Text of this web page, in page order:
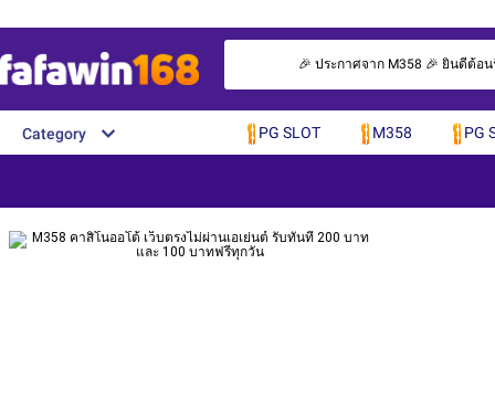
🎉 ประกาศจาก M358 🎉 ยินดีต้อ
Category PG SLOT M358 PG